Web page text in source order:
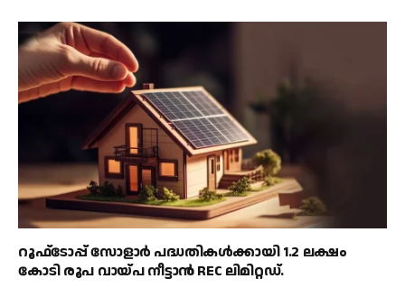
റൂഫ്‌ടോപ്പ് സോളാർ പദ്ധതികൾക്കായി 1.2 ലക്ഷം
കോടി രൂപ വായ്പ നീട്ടാൻ REC ലിമിറ്റഡ്.